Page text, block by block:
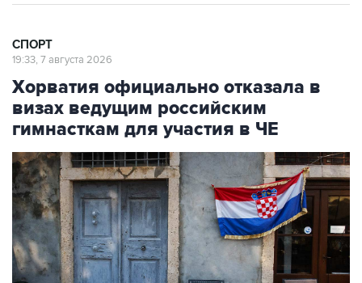
СПОРТ
19:33, 7 августа 2026
Хорватия официально отказала в
визах ведущим российским
гимнасткам для участия в ЧЕ